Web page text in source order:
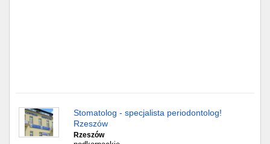
Stomatolog - specjalista periodontolog!
Rzeszów
Rzeszów
Częstochowa